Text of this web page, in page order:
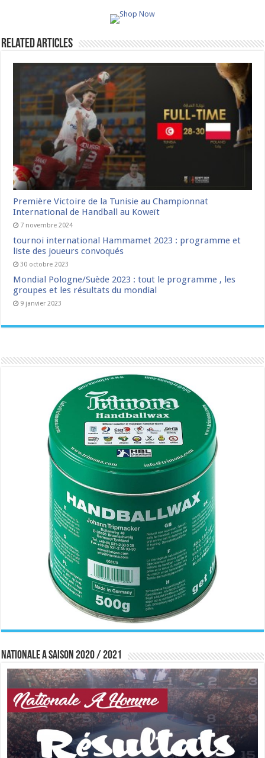
Related Articles
Première Victoire de la Tunisie au Championnat
International de Handball au Koweït
7 novembre 2024
tournoi international Hammamet 2023 : programme et
liste des joueurs convoqués
30 octobre 2023
Mondial Pologne/Suède 2023 : tout le programme , les
groupes et les résultats du mondial
9 janvier 2023
Nationale A saison 2020 / 2021